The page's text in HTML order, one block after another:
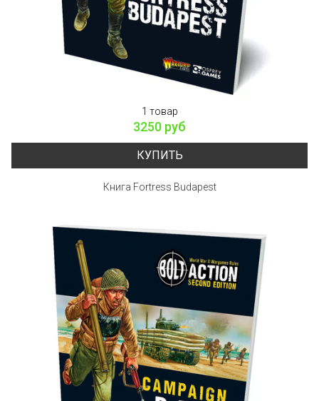
1 товар
3250 руб
КУПИТЬ
Книга Fortress Budapest